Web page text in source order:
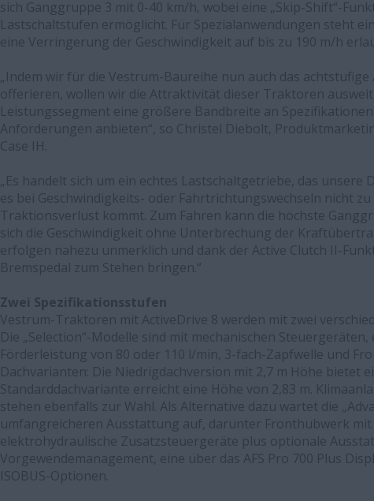
sich Ganggruppe 3 mit 0-40 km/h, wobei eine „Skip-Shift“-
Lastschaltstufen ermöglicht. Für Spezialanwendungen steht
eine Verringerung der Geschwindigkeit auf bis zu 190 m/h
„Indem wir für die Vestrum-Baureihe nun auch das
offerieren, wollen wir die Attraktivität dieser Traktoren
Leistungssegment eine größere Bandbreite an
Anforderungen anbieten“, so Christel Diebolt,
Case IH.
„Es handelt sich um ein echtes Lastschaltgetriebe, das
es bei Geschwindigkeits- oder Fahrtrichtungswechseln nicht
Traktionsverlust kommt. Zum Fahren kann die höchste
sich die Geschwindigkeit ohne Unterbrechung der
erfolgen nahezu unmerklich und dank der Active Clutch II-
Bremspedal zum Stehen bringen.“
Zwei Spezifikationsstufen
Vestrum-Traktoren mit ActiveDrive 8 werden mit zwei
Die „Selection“-Modelle sind mit mechanischen
Förderleistung von 80 oder 110 l/min, 3-fach-Zapfwelle und
Dachvarianten: Die Niedrigdachversion mit 2,7 m Höhe bietet
Standarddachvariante erreicht eine Höhe von 2,83 m.
stehen ebenfalls zur Wahl. Als Alternative dazu wartet die
umfangreicheren Ausstattung auf, darunter Fronthubwerk
elektrohydraulische Zusatzsteuergeräte plus optionale
Vorgewendemanagement, eine über das AFS Pro 700 Plus
ISOBUS-Optionen.